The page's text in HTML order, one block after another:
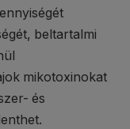
beltartalmi
mikotoxinokat
és